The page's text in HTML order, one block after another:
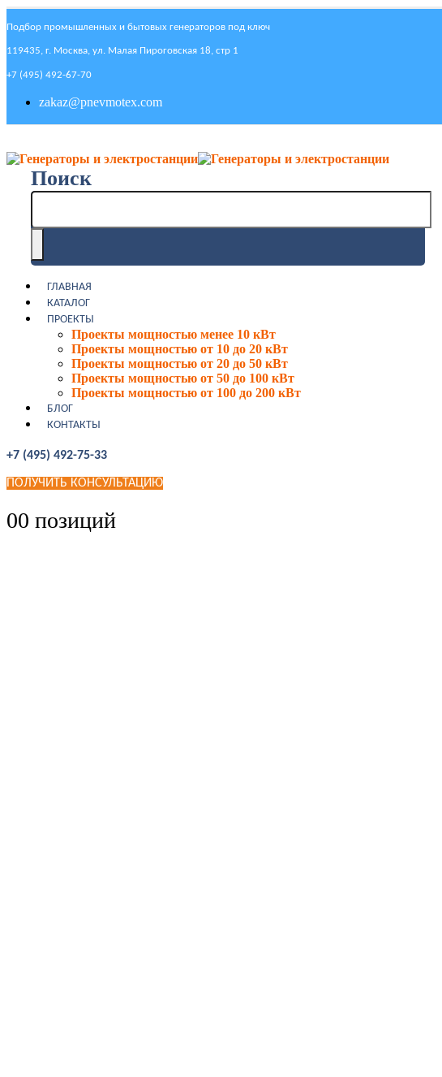
Подбор промышленных и бытовых генераторов под ключ
119435, г. Москва, ул. Малая Пироговская 18, стр 1
+7 (495) 492-67-70
zakaz@pnevmotex.com
Поиск
ГЛАВНАЯ
КАТАЛОГ
ПРОЕКТЫ
Проекты мощностью менее 10 кВт
Проекты мощностью от 10 до 20 кВт
Проекты мощностью от 20 до 50 кВт
Проекты мощностью от 50 до 100 кВт
Проекты мощностью от 100 до 200 кВт
БЛОГ
КОНТАКТЫ
+7 (495) 492-75-33
ПОЛУЧИТЬ КОНСУЛЬТАЦИЮ
00 позиций